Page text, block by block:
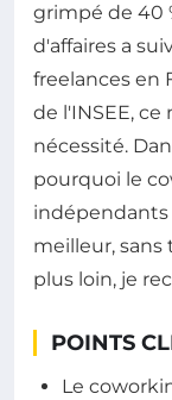
grimpé de 40
d'affaires a
freelances en
de l'INSEE,
nécessité.
pourquoi le
meilleur, sans
plus loin, je
POINTS
Le